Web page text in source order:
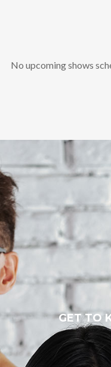
No upcoming shows
GET TO